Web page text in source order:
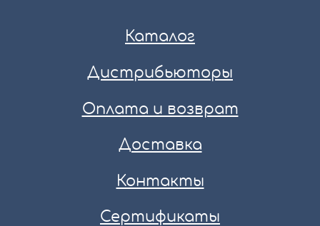
Каталог
Дистрибьюторы
Оплата и возврат
Доставка
Контакты
Сертификаты